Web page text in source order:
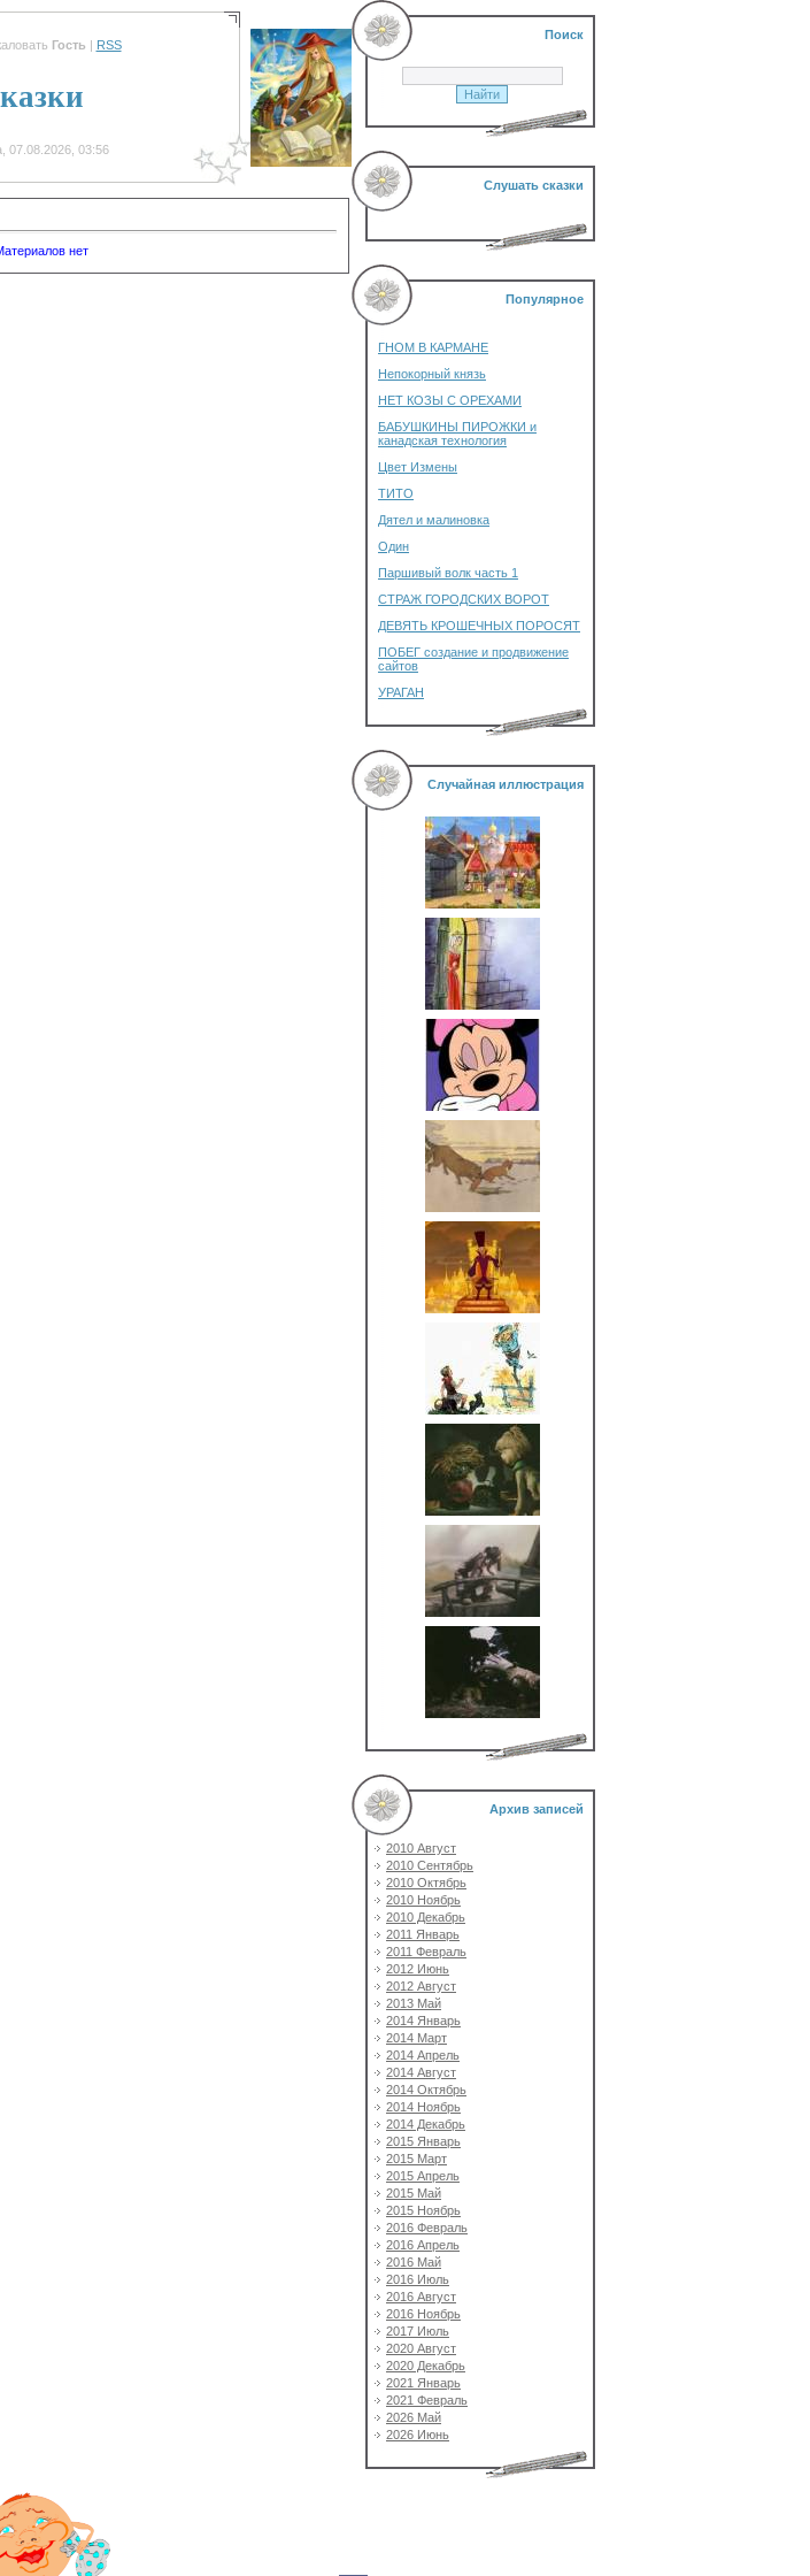
Гость | RSS
07.08.2026, 03:56
нет
Поиск
Слушать сказки
Популярное
ГНОМ В КАРМАНЕ
Непокорный князь
НЕТ КОЗЫ С ОРЕХАМИ
БАБУШКИНЫ ПИРОЖКИ и
канадская технология
Цвет Измены
ТИТО
Дятел и малиновка
Один
Паршивый волк часть 1
СТРАЖ ГОРОДСКИХ ВОРОТ
ДЕВЯТЬ КРОШЕЧНЫХ ПОРОСЯТ
ПОБЕГ создание и продвижение
сайтов
УРАГАН
Случайная иллюстрация
Архив записей
2010 Август
2010 Сентябрь
2010 Октябрь
2010 Ноябрь
2010 Декабрь
2011 Январь
2011 Февраль
2012 Июнь
2012 Август
2013 Май
2014 Январь
2014 Март
2014 Апрель
2014 Август
2014 Октябрь
2014 Ноябрь
2014 Декабрь
2015 Январь
2015 Март
2015 Апрель
2015 Май
2015 Ноябрь
2016 Февраль
2016 Апрель
2016 Май
2016 Июль
2016 Август
2016 Ноябрь
2017 Июль
2020 Август
2020 Декабрь
2021 Январь
2021 Февраль
2026 Май
2026 Июнь